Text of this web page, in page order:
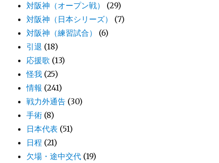
対阪神（オープン戦）
(29)
対阪神（日本シリーズ）
(7)
対阪神（練習試合）
(6)
引退 (18)
応援歌 (13)
怪我 (25)
情報 (241)
戦力外通告 (30)
手術 (8)
日本代表 (51)
日程 (21)
欠場・途中交代 (19)